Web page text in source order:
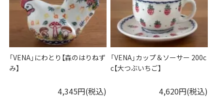
「VENA」にわとり【森のはりねず
み】
4,345円(税込)
「VENA」カップ＆ソーサー 200c
c【大つぶいちご】
4,620円(税込)